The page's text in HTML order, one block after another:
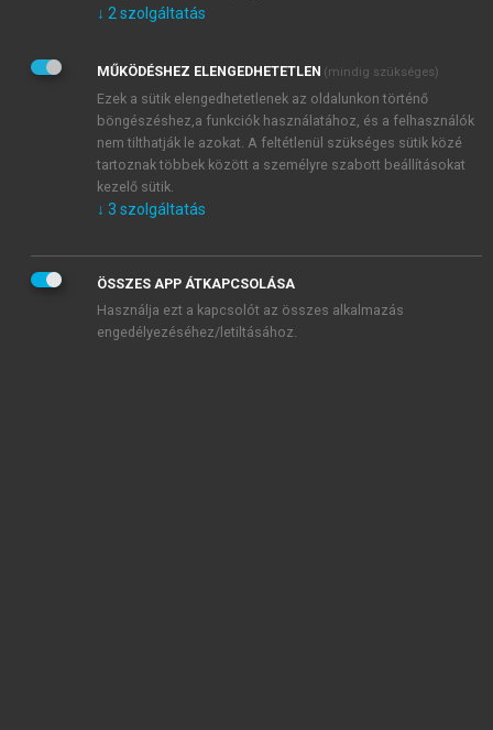
Kérek értesítést az Akadémiai Kiadó Zrt. újdonságairól,
Adatkezelési tájékoztatóbanfoglaltakat tudomásul
veszem és elfogadom.
Általános vásárlási feltételeket, valamint a szotar.netés a
mersz.huoldalak licencszerződéseiben foglaltakat
tudomásul veszem és elfogadom.
KIPRÓBÁLOM
↓ 2 szolgáltatás
MŰKÖDÉSHEZ ELENGEDHETETLEN (mindig szükséges)
Ezek a sütik elengedhetetlenek az oldalunkon történő
böngészéshez,a funkciók használatához, és a felhasználók
nem tilthatják le azokat. A feltétlenül szükséges sütik közé
tartoznak többek között a személyre szabott beállításokat
kezelő sütik.
↓ 3 szolgáltatás
ÖSSZES APP ÁTKAPCSOLÁSA
Használja ezt a kapcsolót az összes alkalmazás
engedélyezéséhez/letiltásához.